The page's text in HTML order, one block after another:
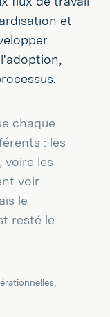
et
chaque
: les
voire les
voir
le
resté le